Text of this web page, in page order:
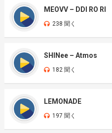
MEOVV – DDI RO RI
238 聞く
SHINee – Atmos
182 聞く
LEMONADE
197 聞く